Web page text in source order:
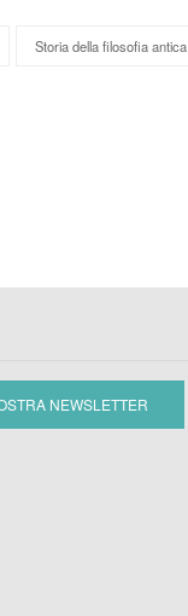
Storia della filosofia antica